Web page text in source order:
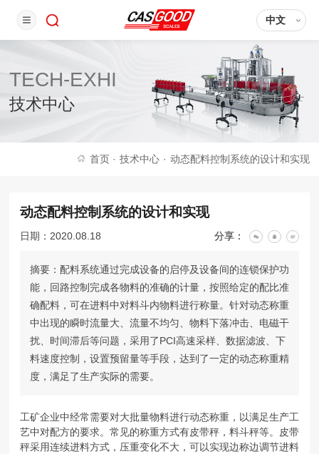
中文
TECH-EXHI
技术中心
首页 · 技术中心 · 动态配料控制系统的设计和实现
动态配料控制系统的设计和实现
日期：2020.08.18 分享：
摘要：配料系统通过完成设备的启停及设备间的连锁保护功
能，回路控制完成各物料的准确的计量，按照给定的配比准
确配料，可在进料中对料斗内物料进行称量。针对动态称重
中出现的瞬时流量大、流量不均匀、物料下落冲击、电磁干
扰、时间滞后等问题，采用了PCI高速采样、数据滤波、下
料速度控制，设置预留量等手段，达到了一定的动态称重精
度，满足了生产实际的需要。
工矿企业中经常需要对大批量物料进行动态称重，以满足生产工
艺中对配方的要求。常见的称重方式有皮带秤，料斗秤等。皮带
秤采用连续进料方式，压重变化不大，可以实现边称边调节进料